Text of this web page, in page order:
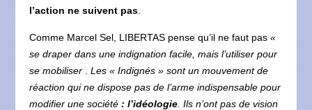
l’action ne suivent pas
Comme Marcel Sel, LIBERTAS pense qu’il ne faut pas«
se draper dans une indignation facile, mais l’utiliser pour
se mobiliser .Les « Indignés » sont un mouvement de
réaction qui ne dispose pas de l’arme indispensable pour
modifier une société: l’idéologie . Ils n’ont pas de vision